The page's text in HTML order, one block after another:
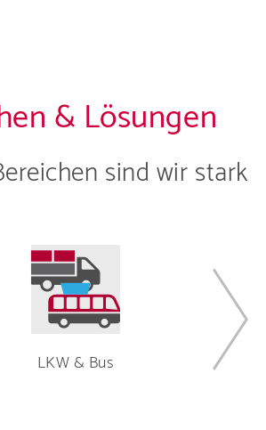
Produkte
Karriere
& Lösungen
sind wir stark
LKW & Bus